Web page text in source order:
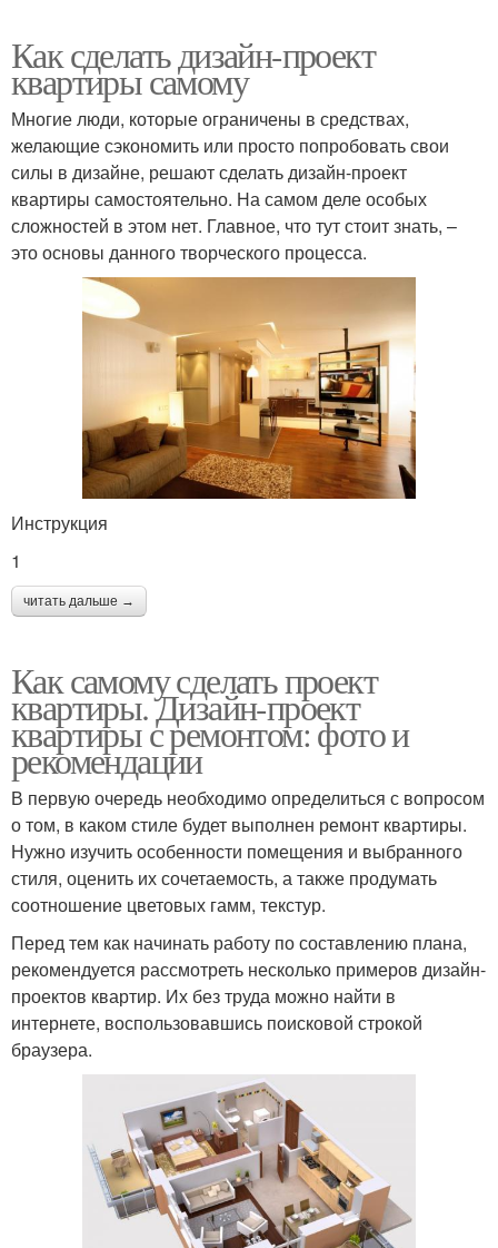
Как сделать дизайн-проект
квартиры самому
Многие люди, которые ограничены в средствах,
желающие сэкономить или просто попробовать свои
силы в дизайне, решают сделать дизайн-проект
квартиры самостоятельно. На самом деле особых
сложностей в этом нет. Главное, что тут стоит знать, –
это основы данного творческого процесса.
Инструкция
1
читать дальше →
Как самому сделать проект
квартиры. Дизайн-проект
квартиры с ремонтом: фото и
рекомендации
В первую очередь необходимо определиться с вопросом
о том, в каком стиле будет выполнен ремонт квартиры.
Нужно изучить особенности помещения и выбранного
стиля, оценить их сочетаемость, а также продумать
соотношение цветовых гамм, текстур.
Перед тем как начинать работу по составлению плана,
рекомендуется рассмотреть несколько примеров дизайн-
проектов квартир. Их без труда можно найти в
интернете, воспользовавшись поисковой строкой
браузера.